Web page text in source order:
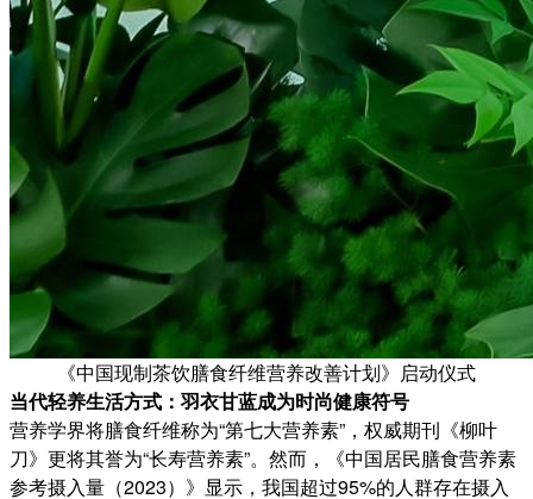
《中国现制茶饮膳食纤维营养改善计划》启动仪式
当代轻养生活方式：羽衣甘蓝成为时尚健康符号
营养学界将膳食纤维称为“第七大营养素”，权威期刊《柳叶
刀》更将其誉为“长寿营养素”。然而，《中国居民膳食营养素
参考摄入量（2023）》显示，我国超过95%的人群存在摄入